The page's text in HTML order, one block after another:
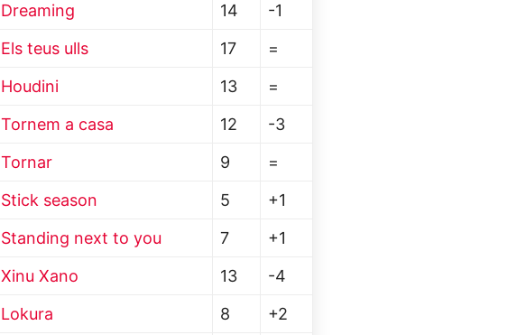
Dreaming 14
-1
Els teus ulls 17
=
Houdini 13
=
Tornem a casa 12
-3
Tornar 9
=
Stick season 5
+1
Standing next to you 7
+1
Xinu Xano 13
-4
Lokura 8
+2